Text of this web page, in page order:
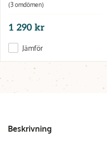
(3 omdömen)
1 290 kr
Jämför
Beskrivning